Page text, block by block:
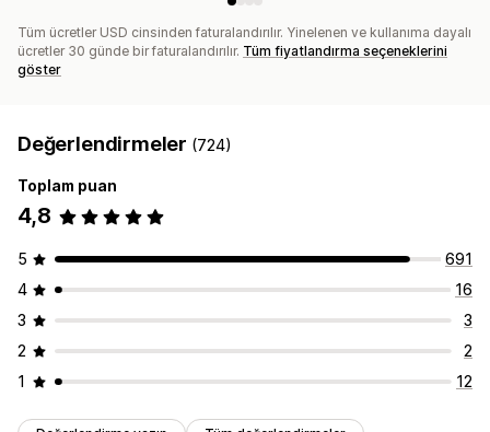
Tüm ücretler USD cinsinden faturalandırılır. Yinelenen ve kullanıma dayalı
ücretler 30 günde bir faturalandırılır. Tüm fiyatlandırma seçeneklerini
göster
Değerlendirmeler (724)
Toplam puan
4,8
5
691
4
16
3
3
2
2
1
12